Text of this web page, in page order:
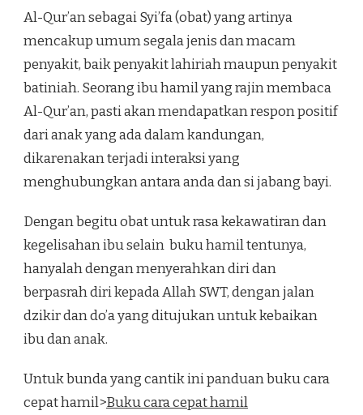
Al-Qur’an sebagai Syi’fa (obat) yang artinya
mencakup umum segala jenis dan macam
penyakit, baik penyakit lahiriah maupun penyakit
batiniah. Seorang ibu hamil yang rajin membaca
Al-Qur’an, pasti akan mendapatkan respon positif
dari anak yang ada dalam kandungan,
dikarenakan terjadi interaksi yang
menghubungkan antara anda dan si jabang bayi.
Dengan begitu obat untuk rasa kekawatiran dan
kegelisahan ibu selain buku hamil tentunya,
hanyalah dengan menyerahkan diri dan
berpasrah diri kepada Allah SWT, dengan jalan
dzikir dan do’a yang ditujukan untuk kebaikan
ibu dan anak.
Untuk bunda yang cantik ini panduan buku cara
cepat hamil>Buku cara cepat hamil